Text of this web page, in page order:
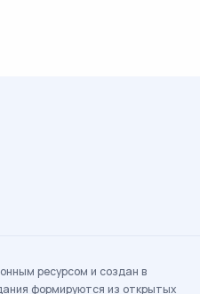
ресурсом и создан в
формируются из открытых